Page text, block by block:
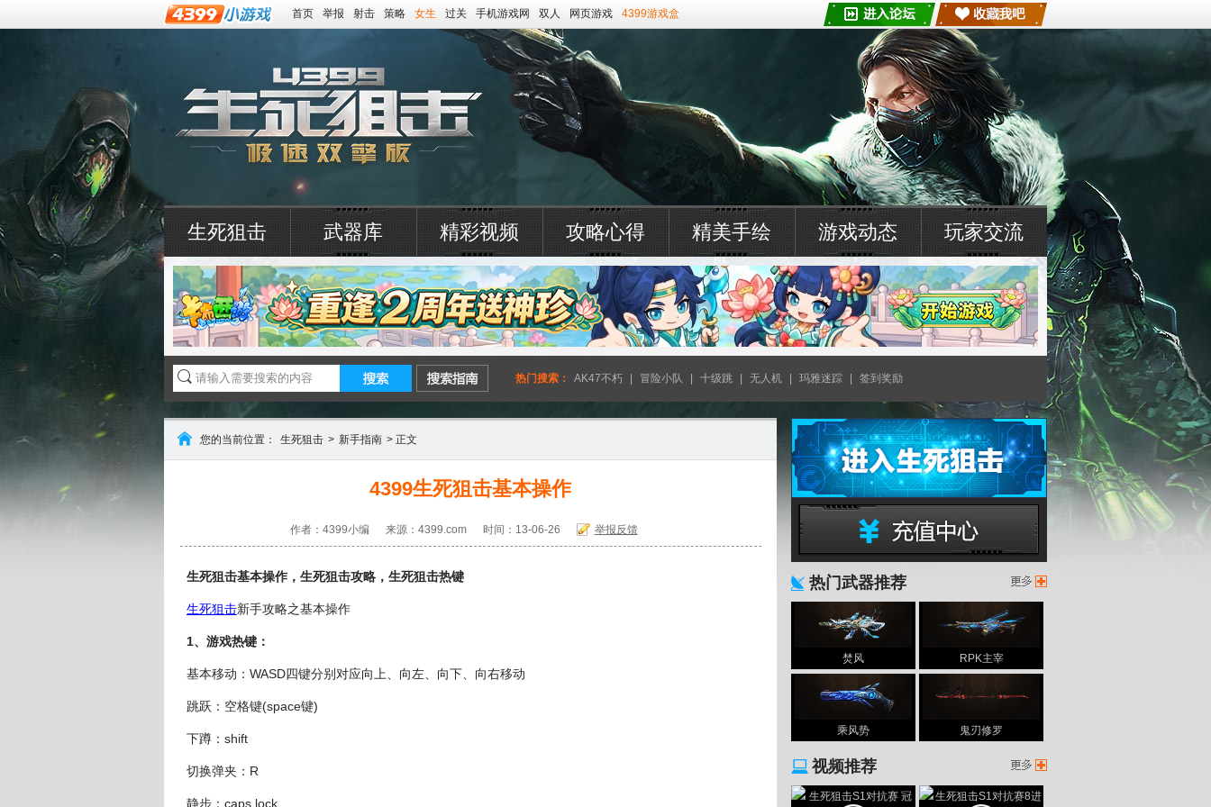
首页 举报 射击 策略 女生 过关 手机游戏网 双人 网页游戏 4399游戏盒
4399生死狙击
生死狙击 武器库 精彩视频 攻略心得 精美手绘 游戏动态 玩家交流
热门搜索： AK47不朽 冒险小队 十级跳 无人机 玛雅迷踪 签到奖励
您的当前位置： 生死狙击 > 新手指南 > 正文
4399生死狙击基本操作
作者：4399小编 来源：4399.com 时间：13-06-26 举报反馈
生死狙击基本操作，生死狙击攻略，生死狙击热键
生死狙击新手攻略之基本操作
1、游戏热键：
基本移动：WASD四键分别对应向上、向左、向下、向右移动
跳跃：空格键(space键)
下蹲：shift
切换弹夹：R
静步：caps lock
4399生死狙击
生死狙击充值中心
热门武器推荐
生死
焚风 RPK主宰
乘风势 鬼刃修罗
视频推荐